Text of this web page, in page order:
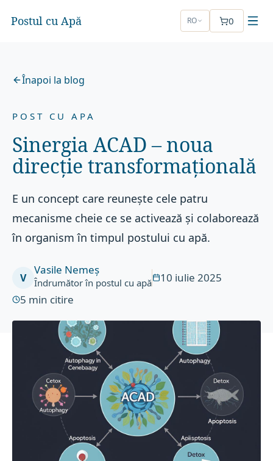
Postul cu Apă RO 0
Înapoi la blog
POST CU APA
Sinergia ACAD – noua
direcție transformațională
E un concept care reunește cele patru
mecanisme cheie ce se activează și colaborează
în organism în timpul postului cu apă.
V
Vasile Nemeș
Îndrumător în postul cu apă
10 iulie 2025
5 min citire